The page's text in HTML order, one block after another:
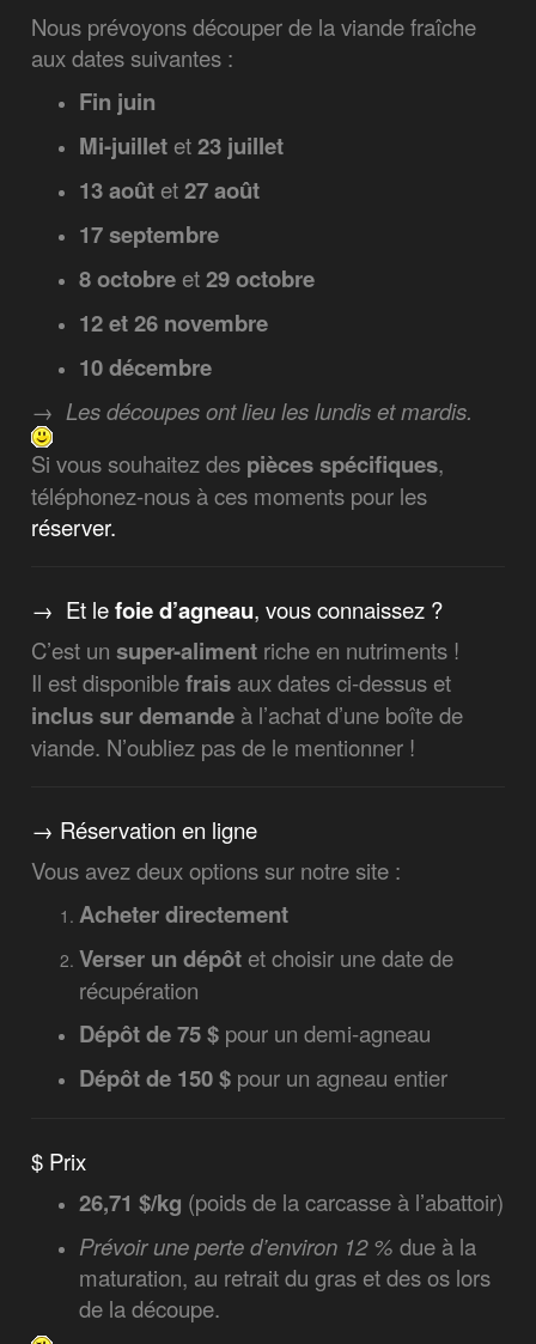
Nous prévoyons découper de la viande fraîche
aux dates suivantes :
Fin juin
Mi-juillet et 23 juillet
13 août et 27 août
17 septembre
8 octobre et 29 octobre
12 et 26 novembre
10 décembre
→ Les découpes ont lieu les lundis et mardis.
Si vous souhaitez des pièces spécifiques,
téléphonez-nous à ces moments pour les
réserver.
→ Et lefoie d’agneau, vous connaissez ?
C’est unsuper-aliment riche en nutriments !
Il est disponiblefrais aux dates ci-dessus et
inclus sur demande à l’achat d’une boîte de
viande. N’oubliez pas de le mentionner !
→ Réservation en ligne
Vous avez deux options sur notre site :
Acheter directement
Verser un dépôt et choisir une date de
récupération
Dépôt de 75 $ pour un demi-agneau
Dépôt de 150 $ pour un agneau entier
$ Prix
26,71 $/kg (poids de la carcasse à l’abattoir)
Prévoir une perte d’environ 12 % due à la
maturation, au retrait du gras et des os lors
de la découpe.